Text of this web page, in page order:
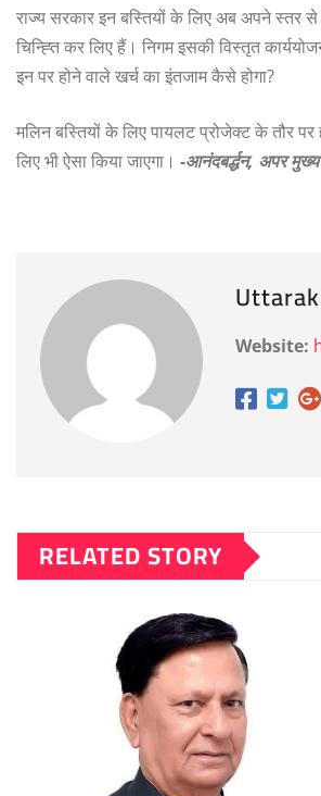
राज्य सरकार इन बस्तियों के लिए अब अपने स्तर
चिन्ह्ति कर लिए हैं। निगम इसकी विस्तृत
इन पर होने वाले खर्च का इंतजाम कैसे होगा?
मलिन बस्तियों के लिए पायलट प्रोजेक्ट के तौर
लिए भी ऐसा किया जाएगा। -आनंदबर्द्धन, अपर
Website:
RELATED STORY